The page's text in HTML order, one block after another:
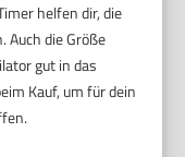
helfen dir, die
Auch die Größe
gut in das
Kauf, um für dein